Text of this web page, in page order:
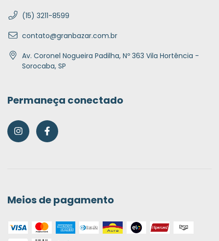
(15) 3211-8599
contato@granbazar.com.br
Av. Coronel Nogueira Padilha, Nº 363 Vila Hortência -
Sorocaba, SP
Permaneça conectado
Meios de pagamento